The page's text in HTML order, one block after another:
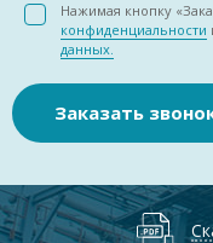
Нажимая кнопку
конфиденциальности
данных.
Заказать